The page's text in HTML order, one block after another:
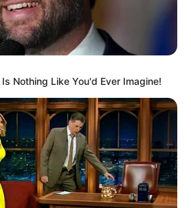
Is Nothing Like You'd Ever Imagine!